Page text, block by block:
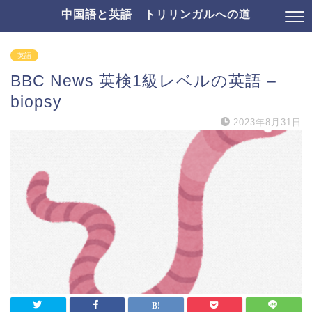
中国語と英語 トリリンガルへの道
英語
BBC News 英検1級レベルの英語 –
biopsy
2023年8月31日